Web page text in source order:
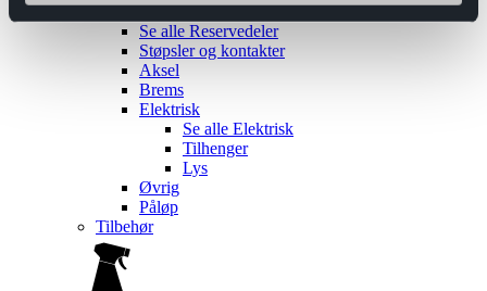
Reservedeler
Se alle Reservedeler
Støpsler og kontakter
Aksel
Brems
Elektrisk
Se alle Elektrisk
Tilhenger
Lys
Øvrig
Påløp
Tilbehør